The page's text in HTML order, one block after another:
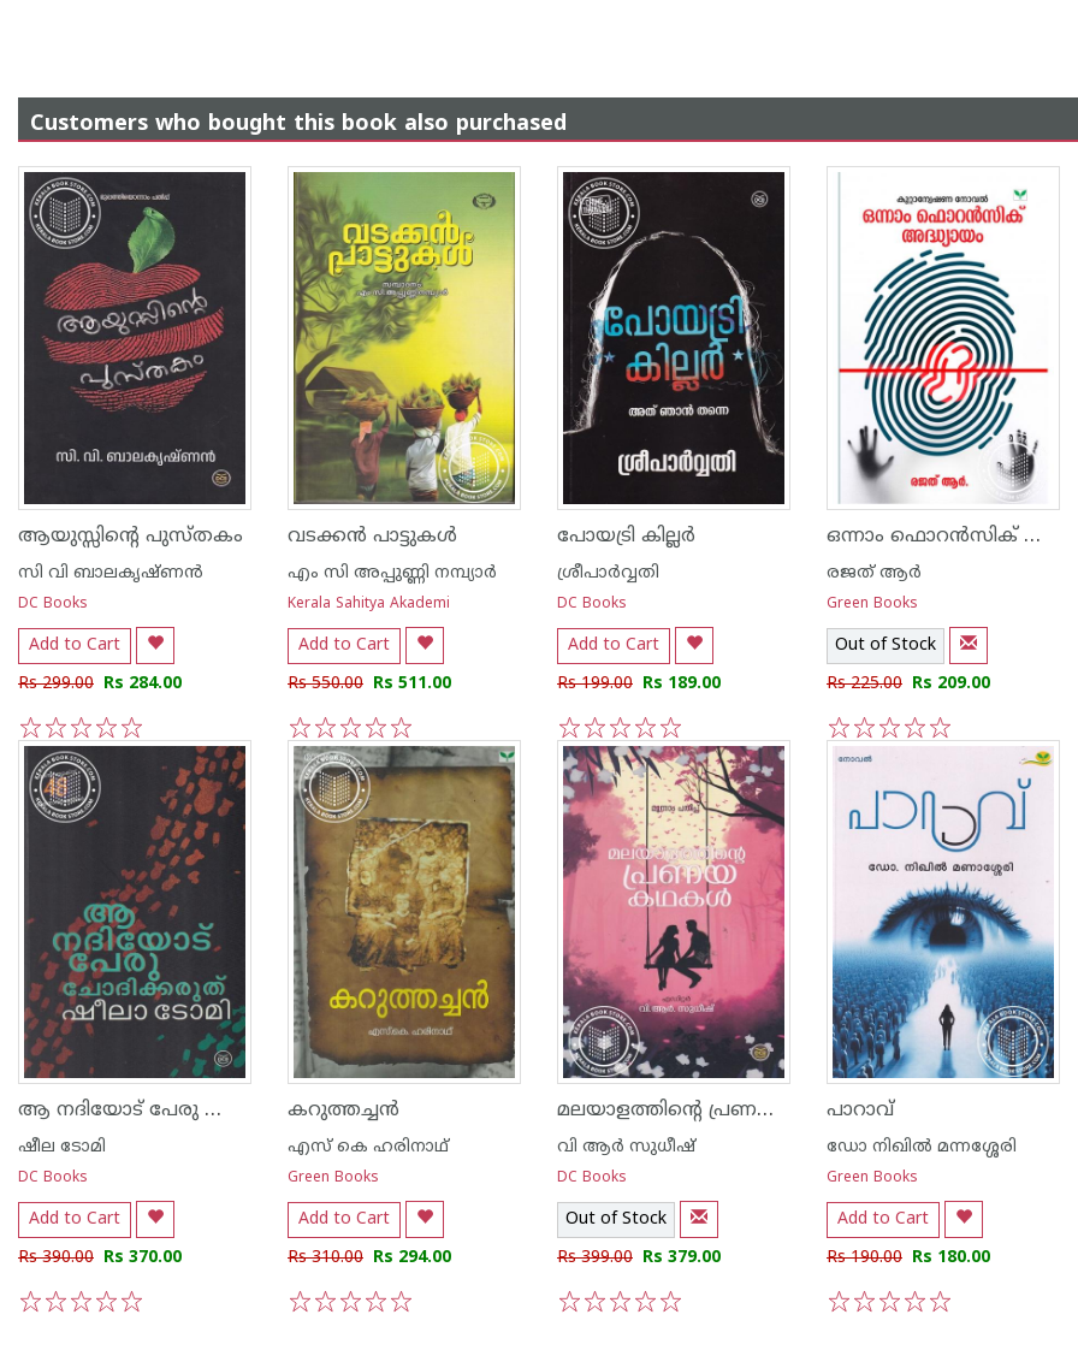
Customers who bought this book also purchased
ആയുസ്സിന്റെ പുസ്തകം
സി വി ബാലകൃഷ്‌ണന്‍
DC Books
Add to Cart
Rs 299.00 Rs 284.00
5
4
3
2
1
വടക്കന്‍ പാട്ടുകള്‍
എം സി അപ്പുണ്ണി നമ്പ്യാര്‍
Kerala Sahitya Akademi
Add to Cart
Rs 550.00 Rs 511.00
5
4
3
2
1
പോയട്രി കില്ലര്‍
ശ്രീപാര്‍വ്വതി
DC Books
Add to Cart
Rs 199.00 Rs 189.00
5
4
3
2
1
ഒന്നാം ഫൊറൻസിക് ആദ്ധ്യായം
രജത് ആര്‍
Green Books
Out of Stock
Rs 225.00 Rs 209.00
5
4
3
2
1
ആ നദിയോട് പേരു ചോദിക്കരുത്
ഷീല ടോമി
DC Books
Add to Cart
Rs 390.00 Rs 370.00
കറുത്തച്ചന്‍
എസ് കെ ഹരിനാഥ്
Green Books
Add to Cart
Rs 310.00 Rs 294.00
മലയാളത്തിന്റെ പ്രണയകഥകള്‍
വി ആര്‍ സുധീഷ്
DC Books
Out of Stock
Rs 399.00 Rs 379.00
പാറാവ്‌
ഡോ നിഖില്‍ മന്നശ്ശേരി
Green Books
Add to Cart
Rs 190.00 Rs 180.00